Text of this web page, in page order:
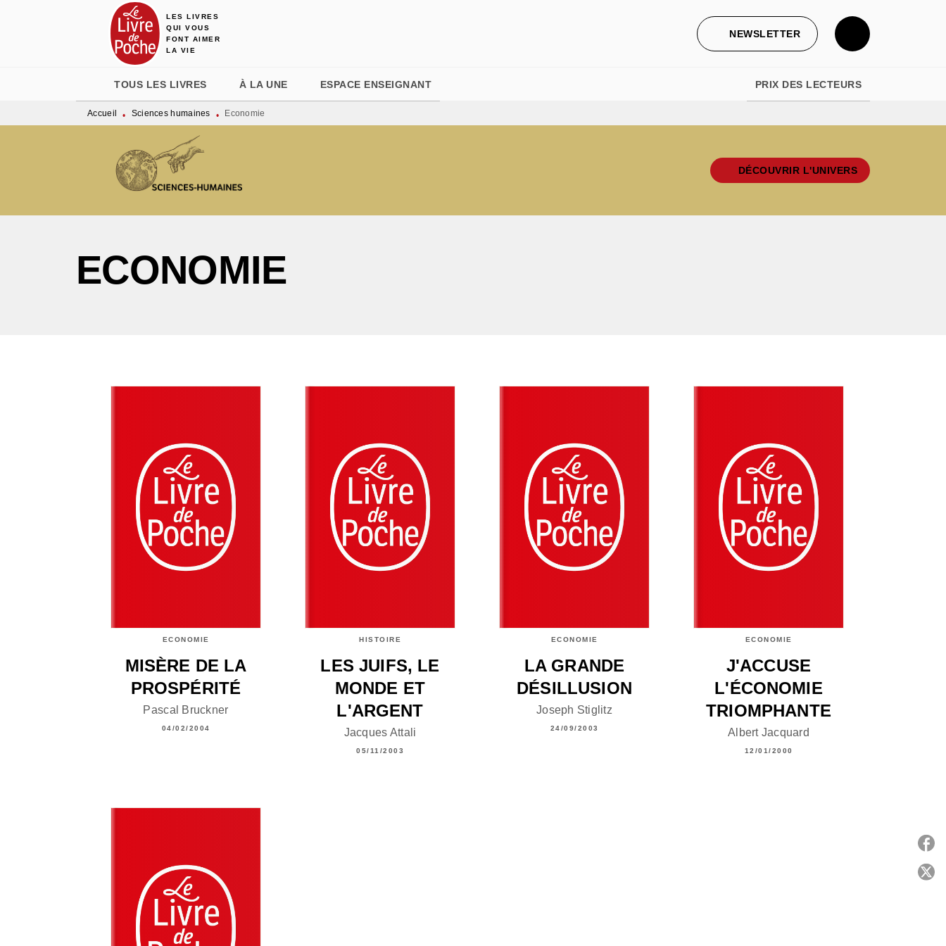
MENU RECHERCHE
LES LIVRES
QUI VOUS
FONT AIMER
LA VIE
NEWSLETTER
TOUS LES LIVRES À LA UNE ESPACE ENSEIGNANT PRIX DES LECTEURS
Accueil • Sciences humaines • Economie
DÉCOUVRIR L'UNIVERS
ECONOMIE
ECONOMIE
MISÈRE DE LA
PROSPÉRITÉ
Pascal Bruckner
04/02/2004
HISTOIRE
LES JUIFS, LE
MONDE ET
L'ARGENT
Jacques Attali
05/11/2003
ECONOMIE
LA GRANDE
DÉSILLUSION
Joseph Stiglitz
24/09/2003
ECONOMIE
J'ACCUSE
L'ÉCONOMIE
TRIOMPHANTE
Albert Jacquard
12/01/2000